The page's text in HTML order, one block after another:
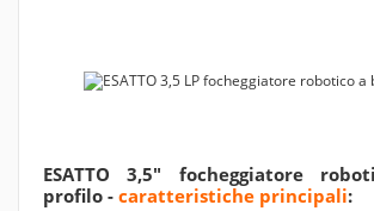
ESATTO 3,5" focheggiatore
profilo - caratteristiche principali: